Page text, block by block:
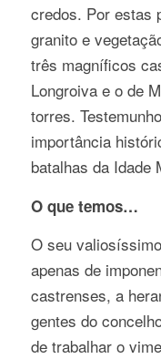
credos. Por estas
granito e
três magníficos
Longroiva e o de
torres.
importância
batalhas da Idade
O que temos…
O seu
apenas de
castrenses, a
gentes do
de trabalhar o